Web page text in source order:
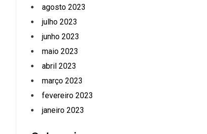
agosto 2023
julho 2023
junho 2023
maio 2023
abril 2023
março 2023
fevereiro 2023
janeiro 2023